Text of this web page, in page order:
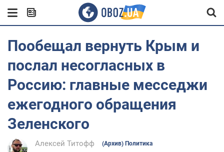
Пообещал вернуть Крым и
послал несогласных в
Россию: главные месседжи
ежегодного обращения
Зеленского
Алексей Титофф (Архив) Политика